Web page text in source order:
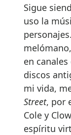
Sigue
uso la
en
discos
mi vida,
Street, por
Cole y
espíritu